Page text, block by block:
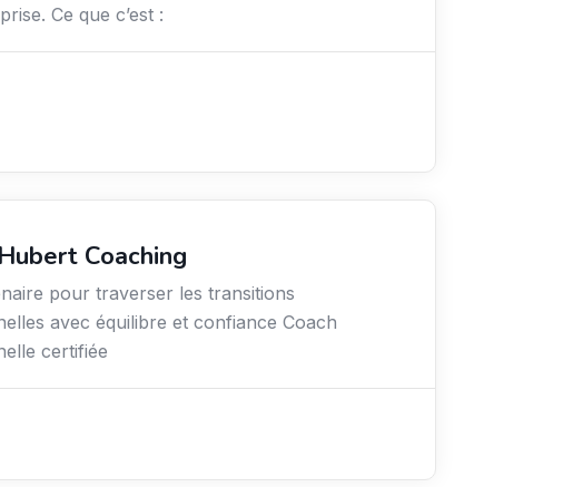
Ce que c’est :
Coaching
pour traverser les transitions
avec équilibre et confiance Coach
certifiée